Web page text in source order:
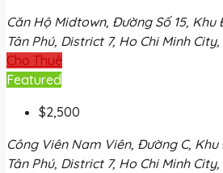
Căn Hộ Midtown, Đường Số 15, Khu
Tân Phú, District 7, Ho Chi Minh
Cho Thuê
Featured
$2,500
Công Viên Nam Viên, Đường C,
Tân Phú, District 7, Ho Chi Minh